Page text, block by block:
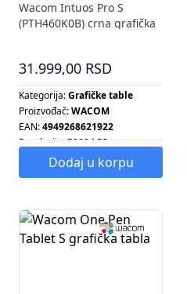
Wacom Intuos Pro S
(PTH460K0B) crna grafička
31.999,00 RSD
Kategorija:Grafičke table
Proizvođač:WACOM
EAN:4949268621922
Rezolucija:5080 LPI
Dodaj u korpu